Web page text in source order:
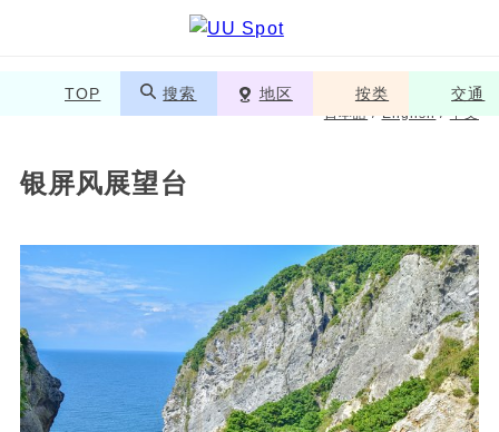
TOP 搜索 地区 按类 交通
日本語/English/中文
银屏风展望台